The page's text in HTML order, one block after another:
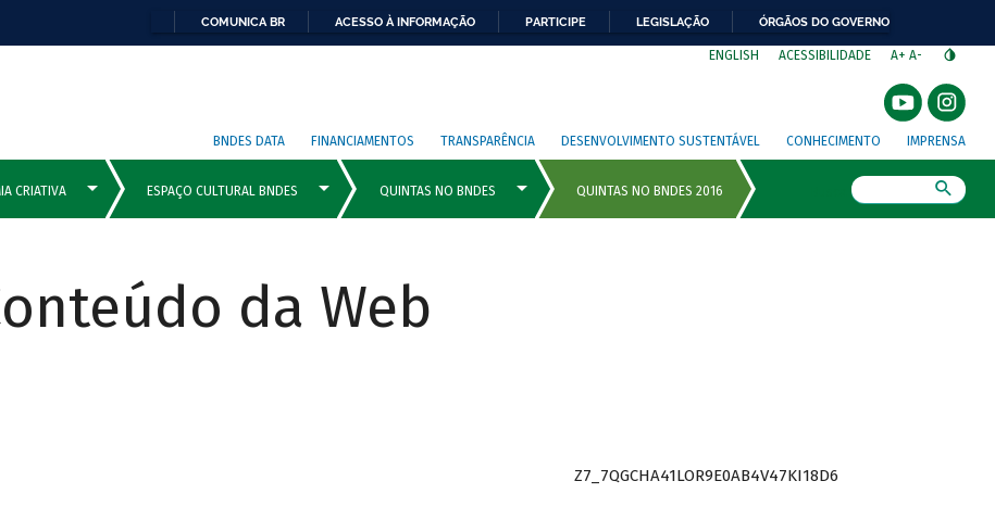
COMUNICA BR ACESSO À INFORMAÇÃO PARTICIPE LEGISLAÇÃO ÓRGÃOS DO GOVERNO
ENGLISH ACESSIBILIDADE A+ A-
BNDES DATA FINANCIAMENTOS TRANSPARÊNCIA DESENVOLVIMENTO SUSTENTÁVEL CONHECIMENTO IMPRENSA
da Web
Z7_7QGCHA41LOR9E0AB4V47KI18D6